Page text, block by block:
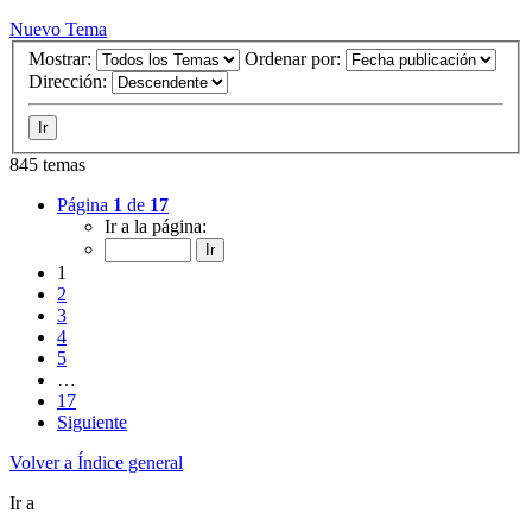
Nuevo Tema
Mostrar:
Ordenar por:
Dirección:
845 temas
Página 1 de 17
Ir a la página:
1
2
3
4
5
…
17
Siguiente
Volver a Índice general
Ir a